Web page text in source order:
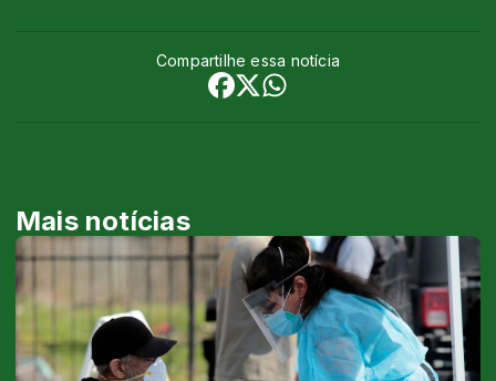
Compartilhe essa notícia
Mais notícias